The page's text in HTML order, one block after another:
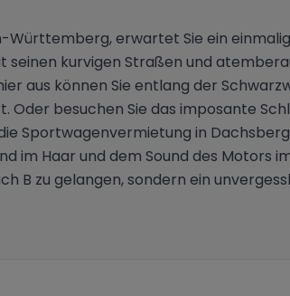
Württemberg, erwartet Sie ein
seinen kurvigen Straßen und
aus können Sie entlang der
Oder besuchen Sie das imposante
Sportwagenvermietung in
im Haar und dem Sound des
B zu gelangen, sondern ein